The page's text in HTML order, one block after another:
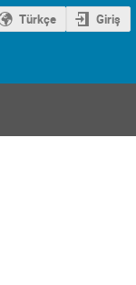
Türkçe Giriş